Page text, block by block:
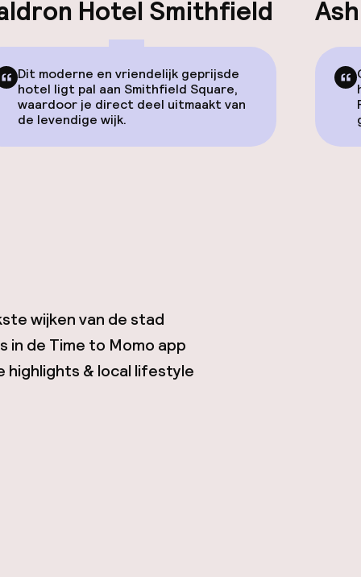
Hotel Smithfield
Dit moderne en vriendelijk geprijsde
hotel ligt pal aan Smithfield Square,
waardoor je direct deel uitmaakt van
de levendige wijk.
wijken van de stad
in de Time to Momo app
highlights & local lifestyle